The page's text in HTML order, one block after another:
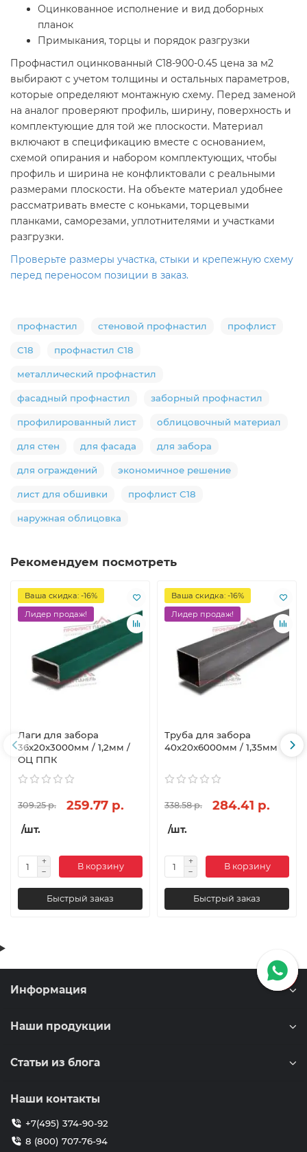
Оцинкованное исполнение и вид доборных
планок
Примыкания, торцы и порядок разгрузки
Профнастил оцинкованный С18-900-0.45 цена за м2
выбирают с учетом толщины и остальных параметров,
которые определяют монтажную схему. Перед заменой
на аналог проверяют профиль, ширину, поверхность и
комплектующие для той же плоскости. Материал
включают в спецификацию вместе с основанием,
схемой опирания и набором комплектующих, чтобы
профиль и ширина не конфликтовали с реальными
размерами плоскости. На объекте материал удобнее
рассматривать вместе с коньками, торцевыми
планками, саморезами, уплотнителями и участками
разгрузки.
Проверьте размеры участка, стыки и крепежную схему
перед переносом позиции в заказ.
профнастил стеновой профнастил профлист
С18 профнастил С18
металлический профнастил
фасадный профнастил заборный профнастил
профилированный лист облицовочный материал
для стен для фасада для забора
для ограждений экономичное решение
лист для обшивки профлист С18
наружная облицовка
Рекомендуем посмотреть
Ваша скидка: -16%
Лидер продаж!
Лаги для забора
36х20x3000мм / 1,2мм /
ОЦ ППК
309.25 р. 259.77 р.
/шт.
В корзину
Быстрый заказ
Ваша скидка: -16%
Лидер продаж!
Труба для забора
40х20x6000мм / 1,35мм
338.58 р. 284.41 р.
/шт.
В корзину
Быстрый заказ
Информация
Наши продукции
Статьи из блога
Наши контакты
+7(495) 374-90-92
8 (800) 707-76-94